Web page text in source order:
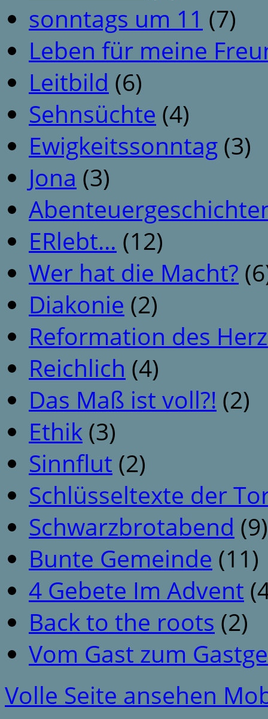
sonntags um 11 (7)
Leben für meine
Leitbild (6)
Sehnsüchte (4)
Ewigkeitssonntag (3)
Jona (3)
ERlebt… (12)
Wer hat die Macht?
Diakonie (2)
Reformation des
Reichlich (4)
Das Maß ist voll?! (2)
Ethik (3)
Sinnflut (2)
Schlüsseltexte der
Schwarzbrotabend (9)
Bunte Gemeinde (11)
4 Gebete Im Advent
Back to the roots (2)
Vom Gast zum
Volle Seite ansehen